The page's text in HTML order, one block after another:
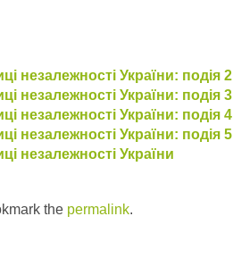
незалежності України: подія 2
незалежності України: подія 3
незалежності України: подія 4
незалежності України: подія 5
незалежності України
the permalink.